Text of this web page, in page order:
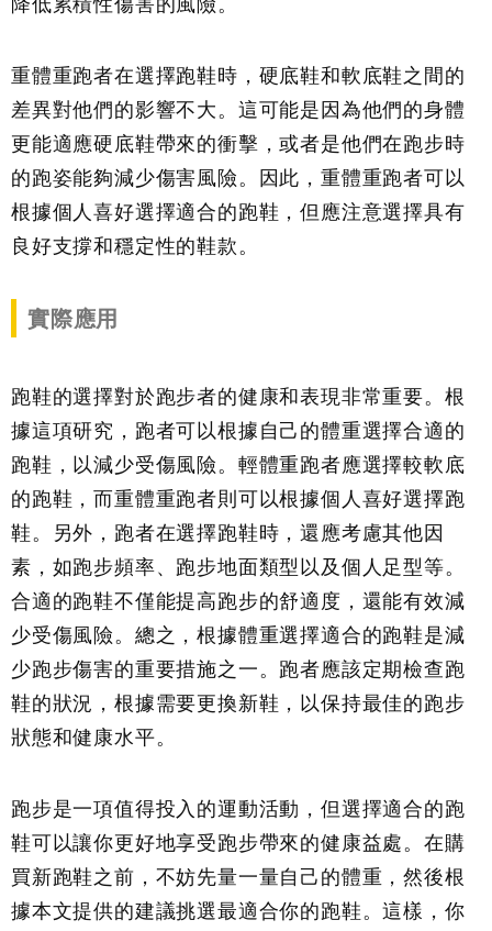
重體重跑者在選擇跑鞋時，硬底鞋和軟底鞋之間的
差異對他們的影響不大。這可能是因為他們的身體
更能適應硬底鞋帶來的衝擊，或者是他們在跑步時
的跑姿能夠減少傷害風險。因此，重體重跑者可以
根據個人喜好選擇適合的跑鞋，但應注意選擇具有
良好支撐和穩定性的鞋款。
實際應用
跑鞋的選擇對於跑步者的健康和表現非常重要。根
據這項研究，跑者可以根據自己的體重選擇合適的
跑鞋，以減少受傷風險。輕體重跑者應選擇較軟底
的跑鞋，而重體重跑者則可以根據個人喜好選擇跑
鞋。另外，跑者在選擇跑鞋時，還應考慮其他因
素，如跑步頻率、跑步地面類型以及個人足型等。
合適的跑鞋不僅能提高跑步的舒適度，還能有效減
少受傷風險。總之，根據體重選擇適合的跑鞋是減
少跑步傷害的重要措施之一。跑者應該定期檢查跑
鞋的狀況，根據需要更換新鞋，以保持最佳的跑步
狀態和健康水平。
跑步是一項值得投入的運動活動，但選擇適合的跑
鞋可以讓你更好地享受跑步帶來的健康益處。在購
買新跑鞋之前，不妨先量一量自己的體重，然後根
據本文提供的建議挑選最適合你的跑鞋。這樣，你